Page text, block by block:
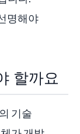
명해야
할까요
기술